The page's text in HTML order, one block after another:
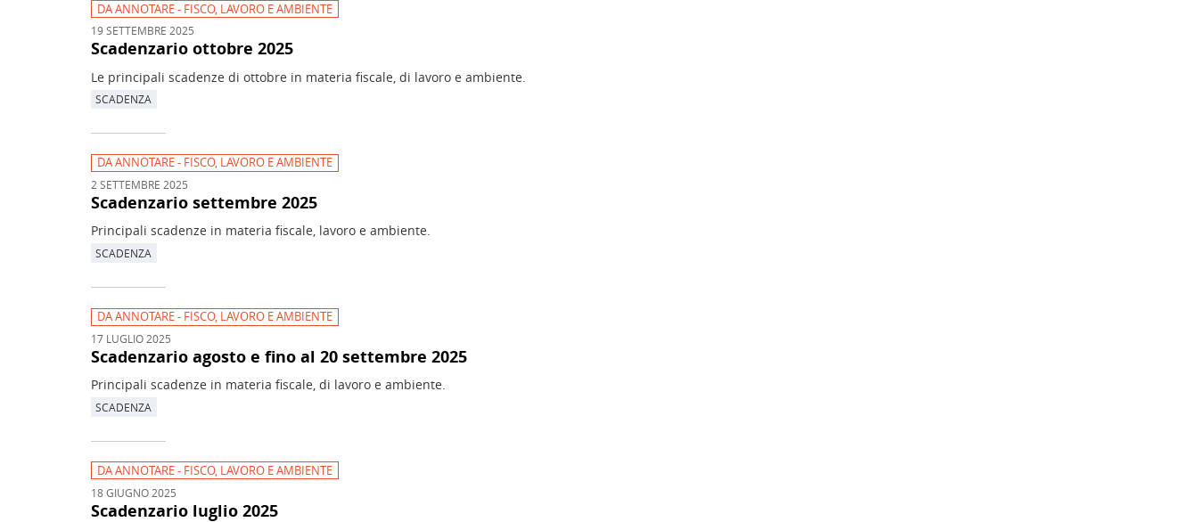
DA ANNOTARE - FISCO, LAVORO E AMBIENTE
19 SETTEMBRE 2025
Scadenzario ottobre 2025
Le principali scadenze di ottobre in materia fiscale, di lavoro e ambiente.
SCADENZA
DA ANNOTARE - FISCO, LAVORO E AMBIENTE
2 SETTEMBRE 2025
Scadenzario settembre 2025
Principali scadenze in materia fiscale, lavoro e ambiente.
SCADENZA
DA ANNOTARE - FISCO, LAVORO E AMBIENTE
17 LUGLIO 2025
Scadenzario agosto e fino al 20 settembre 2025
Principali scadenze in materia fiscale, di lavoro e ambiente.
SCADENZA
DA ANNOTARE - FISCO, LAVORO E AMBIENTE
18 GIUGNO 2025
Scadenzario luglio 2025